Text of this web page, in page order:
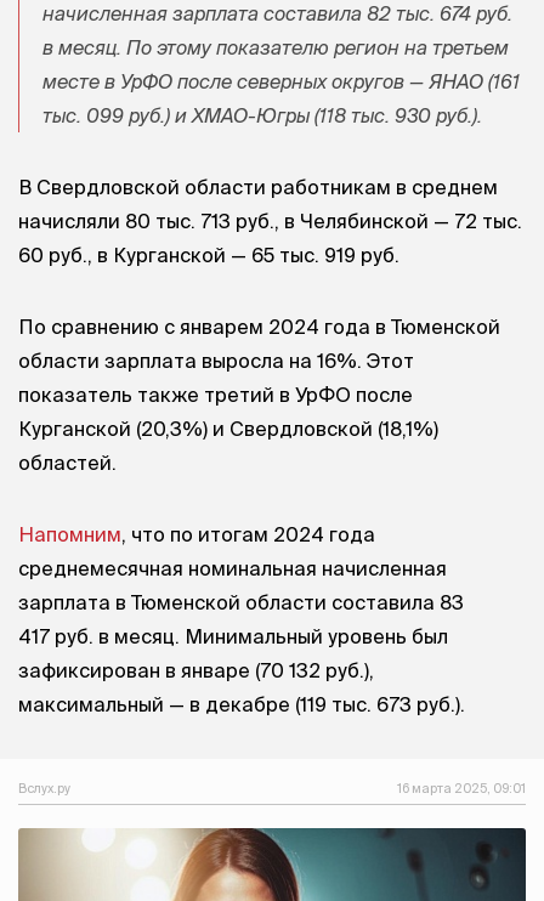
начисленная зарплата составила 82 тыс. 674 руб.
в месяц. По этому показателю регион на третьем
месте в УрФО после северных округов — ЯНАО (161
тыс. 099 руб.) и ХМАО-Югры (118 тыс. 930 руб.).
В Свердловской области работникам в среднем
начисляли 80 тыс. 713 руб., в Челябинской — 72 тыс.
60 руб., в Курганской — 65 тыс. 919 руб.
По сравнению с январем 2024 года в Тюменской
области зарплата выросла на 16%. Этот
показатель также третий в УрФО после
Курганской (20,3%) и Свердловской (18,1%)
областей.
Напомним, что по итогам 2024 года
среднемесячная номинальная начисленная
зарплата в Тюменской области составила 83
417 руб. в месяц. Минимальный уровень был
зафиксирован в январе (70 132 руб.),
максимальный — в декабре (119 тыс. 673 руб.).
Вслух.ру 16 марта 2025, 09:01